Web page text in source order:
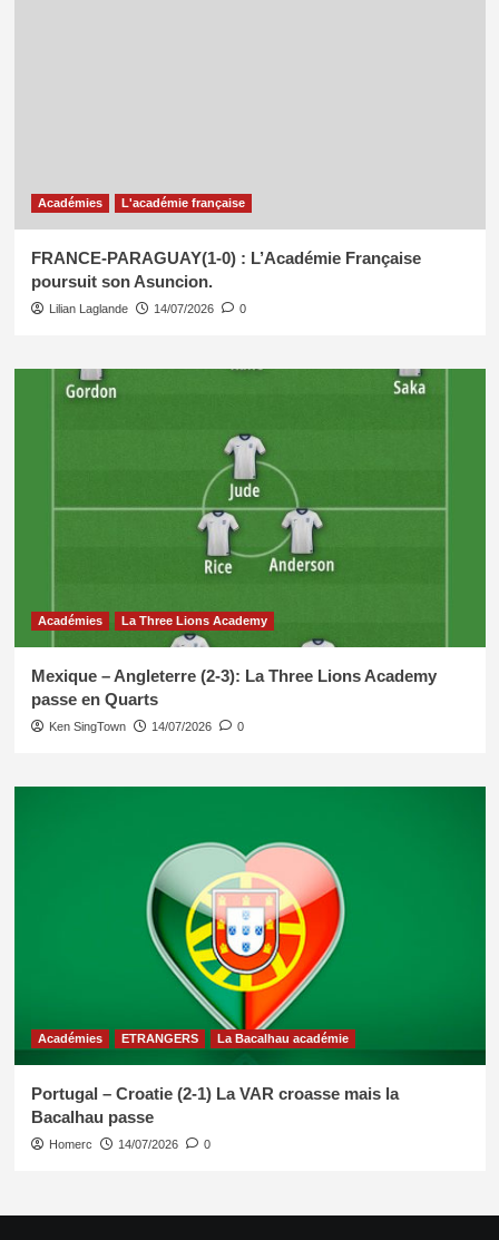
Académies L'académie française
FRANCE-PARAGUAY(1-0) : L’Académie Française
poursuit son Asuncion.
Lilian Laglande 14/07/2026 0
Académies La Three Lions Academy
Mexique – Angleterre (2-3): La Three Lions Academy
passe en Quarts
Ken SingTown 14/07/2026 0
Académies ETRANGERS La Bacalhau académie
Portugal – Croatie (2-1) La VAR croasse mais la
Bacalhau passe
Homerc 14/07/2026 0